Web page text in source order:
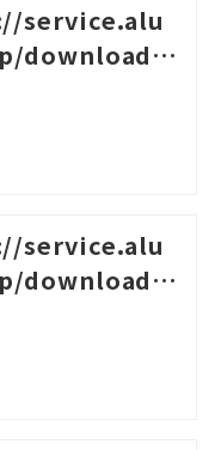
service.alu
download/1
service.alu
download/7